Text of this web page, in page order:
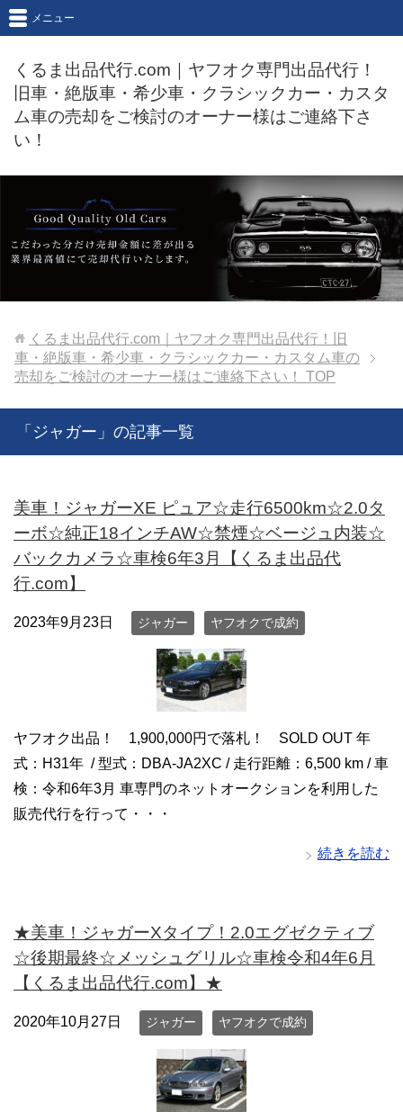
くるま出品代行.com｜ヤフオク専門出品代行！
旧車・絶版車・希少車・クラシックカー・カスタ
ム車の売却をご検討のオーナー様はご連絡下さ
い！
メニュー
くるま出品代行.com｜ヤフオク専門出品代行！旧
車・絶版車・希少車・クラシックカー・カスタム車の
売却をご検討のオーナー様はご連絡下さい！
TOP
「ジャガー」の記事一覧
美車！ジャガーXE ピュア☆走行6500km☆2.0タ
ーボ☆純正18インチAW☆禁煙☆ベージュ内装☆
バックカメラ☆車検6年3月【くるま出品代
行.com】
2023年9月23日 ジャガー ヤフオクで成約
ヤフオク出品！ 1,900,000円で落札！ SOLD OUT 年
式：H31年 / 型式：DBA-JA2XC / 走行距離：6,500 km / 車
検：令和6年3月 車専門のネットオークションを利用した
販売代行を行って・・・
続きを読む
★美車！ジャガーXタイプ！2.0エグゼクティブ
☆後期最終☆メッシュグリル☆車検令和4年6月
【くるま出品代行.com】★
2020年10月27日 ジャガー ヤフオクで成約